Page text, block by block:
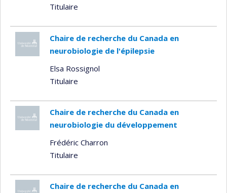
Titulaire
Chaire de recherche du Canada en
neurobiologie de l'épilepsie
Elsa Rossignol
Titulaire
Chaire de recherche du Canada en
neurobiologie du développement
Frédéric Charron
Titulaire
Chaire de recherche du Canada en